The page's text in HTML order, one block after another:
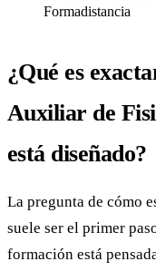
Formadistancia
¿Qué es
Auxiliar de
está diseñado?
La pregunta de cómo
suele ser el primer
formación está